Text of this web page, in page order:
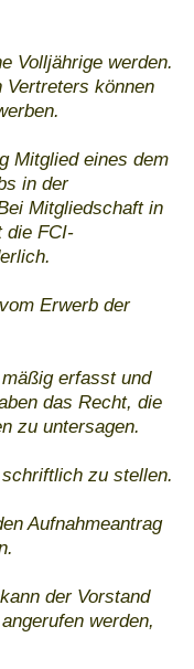
Volljährige werden.
können
Mitglied eines dem
in der
Mitgliedschaft in
die FCI-
Erwerb der
erfasst und
das Recht, die
zu untersagen.
zu stellen.
Aufnahmeantrag
der Vorstand
werden,